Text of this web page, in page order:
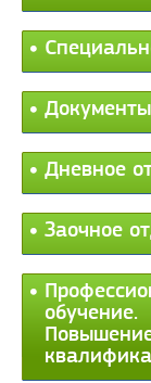
Документы
Дневное
Заочное
обучение.